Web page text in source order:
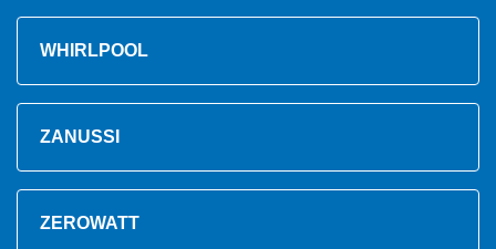
WHIRLPOOL
ZANUSSI
ZEROWATT